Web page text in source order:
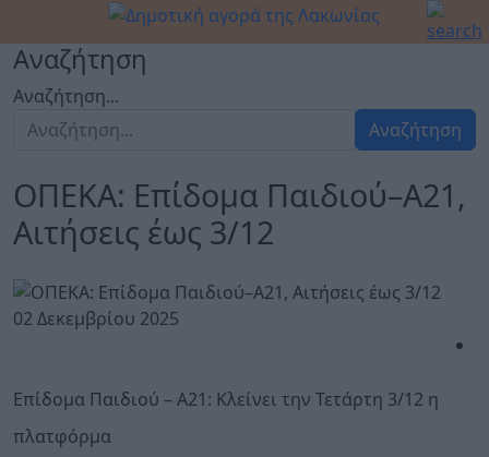
Αναζήτηση
Αναζήτηση...
Αναζήτηση
ΟΠΕΚΑ: Επίδομα Παιδιού–Α21,
Αιτήσεις έως 3/12
02 Δεκεμβρίου 2025
Επίδομα Παιδιού – Α21: Κλείνει την Τετάρτη 3/12 η
πλατφόρμα